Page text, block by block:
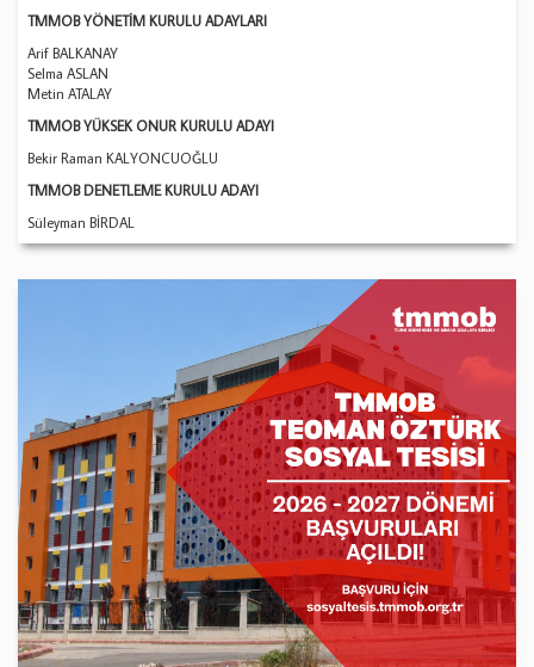
TMMOB YÖNETİM KURULU ADAYLARI
Arif BALKANAY
Selma ASLAN
Metin ATALAY
TMMOB YÜKSEK ONUR KURULU ADAYI
Bekir Raman KALYONCUOĞLU
TMMOB DENETLEME KURULU ADAYI
Süleyman BİRDAL